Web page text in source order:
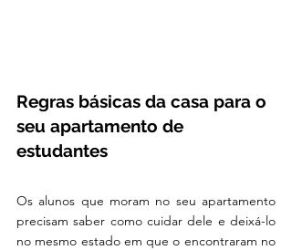
Regras básicas da casa para o
seu apartamento de
estudantes
Os alunos que moram no seu apartamento
precisam saber como cuidar dele e deixá-lo
no mesmo estado em que o encontraram no